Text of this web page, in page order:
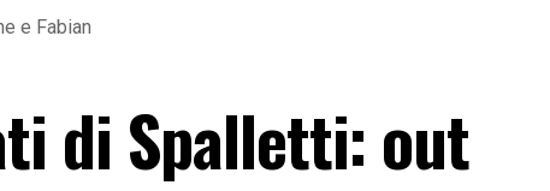
e Fabian
di Spalletti: out